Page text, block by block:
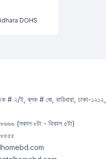
DOHS
# ২/ই, ব্লক # জে, বারিধারা, ঢাকা-১২১২,
(সকাল ৮টা - বিকাল ৫টা)